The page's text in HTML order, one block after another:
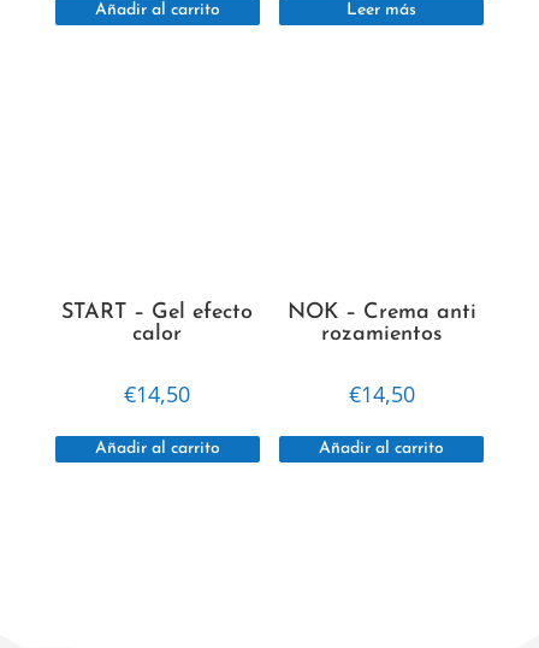
Añadir al carrito Leer más
START – Gel efecto
calor
€14,50
Añadir al carrito
NOK – Crema anti
rozamientos
€14,50
Añadir al carrito